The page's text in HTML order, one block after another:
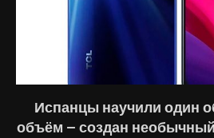
Испанцы научили один
объём — создан